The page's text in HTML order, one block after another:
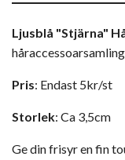
Ljusblå "Stjärna"
Pris: Endast 5kr/st
Storlek: Ca 3,5cm
Ge din frisyr en fin